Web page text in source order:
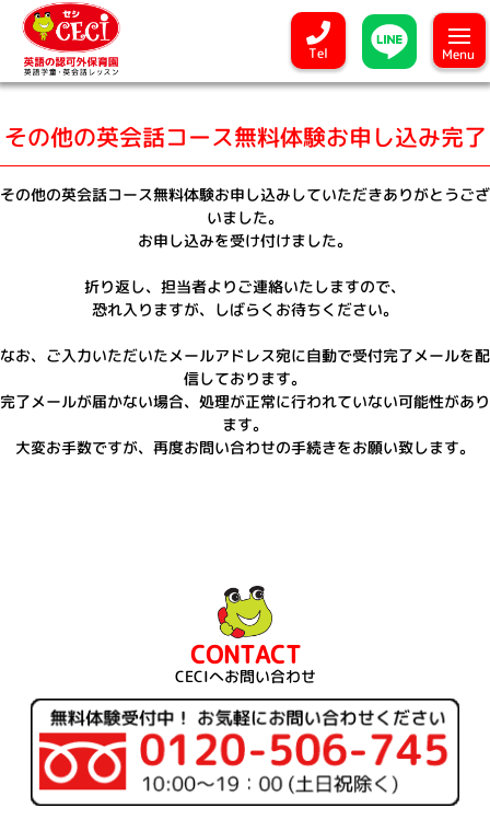
Menu
Tel
その他の英会話コース無料体験お申し込み完了
その他の英会話コース無料体験お申し込みしていただきありがとうござ
いました。
お申し込みを受け付けました。
折り返し、担当者よりご連絡いたしますので、
恐れ入りますが、しばらくお待ちください。
なお、ご入力いただいたメールアドレス宛に自動で受付完了メールを配
信しております。
完了メールが届かない場合、処理が正常に行われていない可能性があり
ます。
大変お手数ですが、再度お問い合わせの手続きをお願い致します。
CONTACT
CECIへお問い合わせ